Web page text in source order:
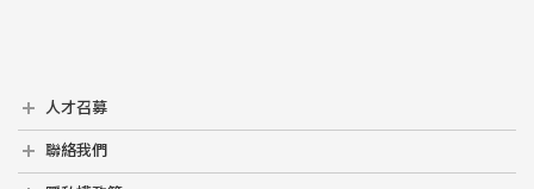
人才召募
人才召募
聯絡我們
聯絡我們